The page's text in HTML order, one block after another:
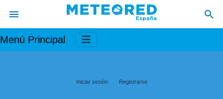
Menú Principal
Iniciar sesión Registrarse